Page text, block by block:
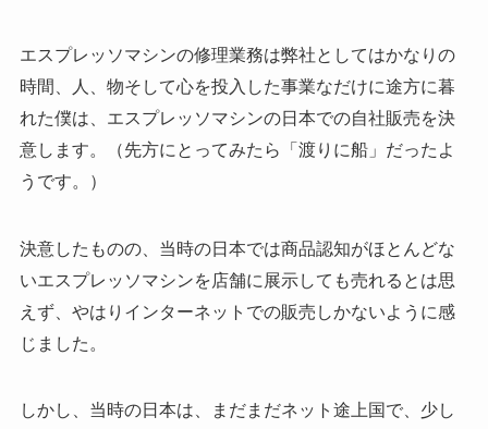
エスプレッソマシンの修理業務は弊社としてはかなりの
時間、人、物そして心を投入した事業なだけに途方に暮
れた僕は、エスプレッソマシンの日本での自社販売を決
意します。（先方にとってみたら「渡りに船」だったよ
うです。）
決意したものの、当時の日本では商品認知がほとんどな
いエスプレッソマシンを店舗に展示しても売れるとは思
えず、やはりインターネットでの販売しかないように感
じました。
しかし、当時の日本は、まだまだネット途上国で、少し